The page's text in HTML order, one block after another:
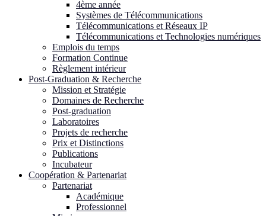
4ème année
Systèmes de Télécommunications
Télécommunications et Réseaux IP
Télécommunications et Technologies numériques
Emplois du temps
Formation Continue
Règlement intérieur
Post-Graduation & Recherche
Mission et Stratégie
Domaines de Recherche
Post-graduation
Laboratoires
Projets de recherche
Prix et Distinctions
Publications
Incubateur
Coopération & Partenariat
Partenariat
Académique
Professionnel